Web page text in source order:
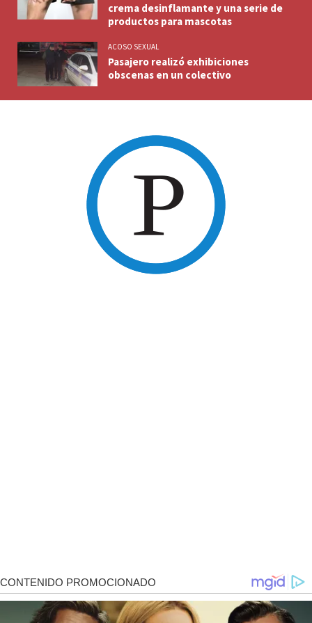
crema desinflamante y una serie de
productos para mascotas
ACOSO SEXUAL
Pasajero realizó exhibiciones
obscenas en un colectivo